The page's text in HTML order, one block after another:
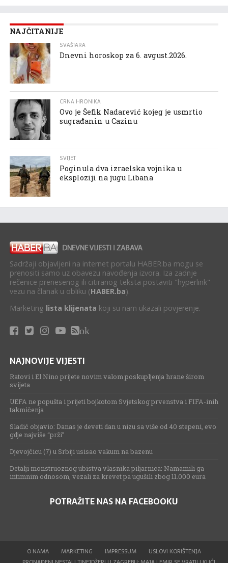
NAJČITANIJE
SVAŠTARA
Dnevni horoskop za 6. avgust.2026.
CRNA HRONIKA
Ovo je Šefik Nadarević kojeg je usmrtio
sugrađanin u Cazinu
SVIJET
Poginula dva izraelska vojnika u
eksploziji na jugu Libana
Sadržaji objavljeni na internet portalu HABER.ba mogu se
prenositi samo uz obavezu navođenja izvora. Iza zadnje
rečenice prenesenog ili citiranog teksta postaviti "hyperlink"
vezu na članak u obliku (HABER.ba).
Marketing lista klijenata koji su nam ukazali povjerenje.
ok
NAJNOVIJE VIJESTI
Ratovi i El Nino prijete novim valom poskupljenja hrane širom
svijeta
UEFA ne popušta i prijeti bojkotom Svjetskog prvenstva i FIFA-inih
takmičenja
Sladić objavio: Danas je deveti dan u nizu sa više od 40 stepeni, evo
gdje najviše “prži”
Djevojčicu (7) u Srbiji usisao vakum na bazenu
Detalji monstruoznog ubistva vlasnika piljarnica: Namamili ga
intimnim odnosom, vezali za krevet pa ugušili zbog 11.000 eura
POTRAŽITE NAS NA FACEBOOKU
O NAMA MARKETING IMPRESSUM
USLOVI KORIŠTENJA